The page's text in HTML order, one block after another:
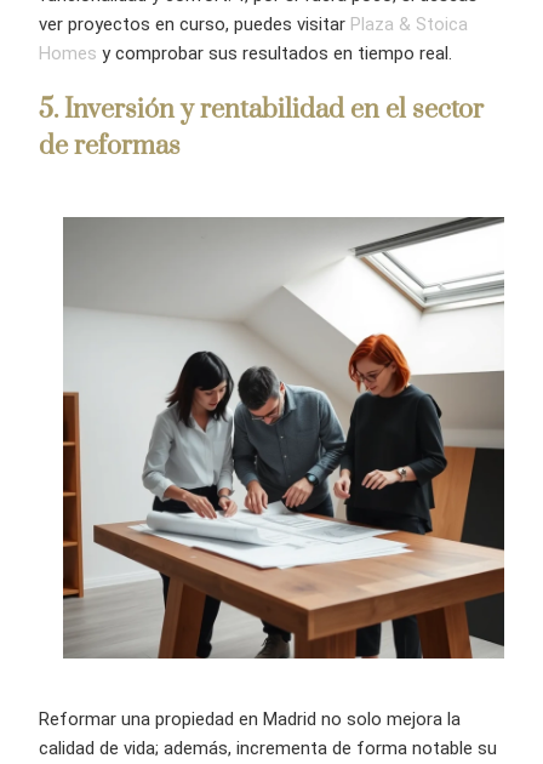
ver proyectos en curso, puedes visitar Plaza & Stoica
Homes y comprobar sus resultados en tiempo real.
5. Inversión y rentabilidad en el sector
de reformas
Reformar una propiedad en Madrid no solo mejora la
calidad de vida; además, incrementa de forma notable su